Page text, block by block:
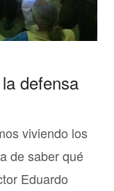
defensa
viviendo los
de saber qué
Eduardo